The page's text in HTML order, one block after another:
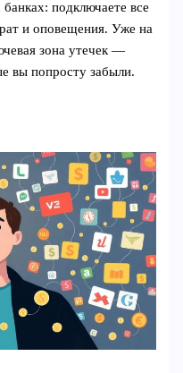
подключаете все
и оповещения. Уже на
зона утечек —
вы попросту забыли.